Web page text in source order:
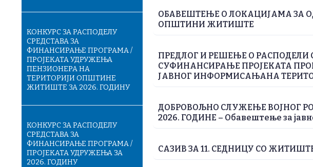
КОНКУРС ЗА РАСПОДЕЛУ
СРЕДСТАВА ЗА
ФИНАНСИРАЊЕ ПРОГРАМА /
ПРОЈЕКАТА УДРУЖЕЊА
ПЕНЗИОНЕРА НА
ТЕРИТОРИЈИ ОПШТИНЕ
ЖИТИШТЕ ЗА 2026. ГОДИНУ
КОНКУРС ЗА РАСПОДЕЛУ
СРЕДСТАВА ЗА
ФИНАНСИРАЊЕ ПРОГРАМА /
ПРОЈЕКАТА УДРУЖЕЊА ЗА
2026. ГОДИНУ
ОБАВЕШТЕЊЕ О ЛОКАЦИЈАМА ЗА
ОПШТИНИ ЖИТИШТЕ
ПРЕДЛОГ И РЕШЕЊЕ О РАСПОДЕЛИ
СУФИНАНСИРАЊЕ ПРОJЕКАТА
JАВНОГ ИНФОРМИСАЊАНА
ДОБРОВОЉНО СЛУЖЕЊЕ ВОЈНОГ
2026. ГОДИНЕ – Обавештење за
САЗИВ ЗА 11. СЕДНИЦУ СО